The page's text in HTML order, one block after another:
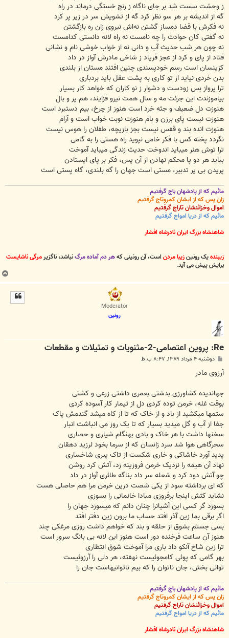
ز وحشت سست شد بر جای ناگاه ز رنج خستگی درماند در راه
گه از اندیشه بر هر سو نظر کرد گه از تشویش سر در زیر پر کرد
نه فکرش با قضا دمساز گشتن نه‌اش نیروی زان ره بازگشتن
نه گفتی کان حوادث را چه نامست نه راه لانه دانستی کدامست
نه چون هر شب حدیث آب و دانی نه از خواب خوشی نام و نشانی
فتاد از پای و کرد از عجز فریاد ز شاخی مادرش آواز در داد
کزینسان است رسم خودپسندی چنین افتند مستان از بلندی
بدن خردی نیاید از تو کاری به پشت عقل باید بردباری
ترا پرواز بس زودست و دشوار ز نو کاران که خواهد کار بسیار
بیاموزندت این جرئت مه و سال همت نیرو فزایند، هم پر و بال
هنوزت دل ضعیف و جثه خرد است هنوز از چرخ، بیم دستبرد است
هنوزت نیست پای برزن و بام هنوزت نوبت خواب است و آرام
هنوزت انده بند و قفس نیست بجز بازیچه، طفلان را هوس نیست
نگردد پخته کس با فکر خامی نپوید راه هستی را به گامی
ترا توش هنر میباید اندوخت حدیث زندگی میباید آموخت
بباید هر دو پا محکم نهادن از آن پس، فکر بر پای ایستادن
پریدن بی پر تدبیر، مستی است جهان را گه بلندی، گاه پستی است
مائیم که از پادشهان باج گرفتیم
زان پس که از ایشان کمروتاج گرفتیم
اموال وخزائنشان تاراج گرفتیم
مائیم که از دریا امواج گرفتیم
شاهنشاه بزرگ ایران نادرشاه افشار
زیبندهیک رونینزیبا مردن است، آن رونینی کههر دم آماده مرگنباشد، ناگزیر مرگی ناشایست
برایش پیش می آید.
Moderator
رونین
Re: پروین اعتصامی-2-مثنویات و تمثیلات و مقطعات
ت
دوشنبه ۴ مرداد ۱۳۸۹, ۸:۴۷ ب.ظ
آرزوی مادر
جهاندیده کشاورزی بدشتی بعمری داشتی زرعی و کشتی
بوقت غله، خرمن توده کردی دل از تیمار کار آسوده کردی
ستمها میکشید از باد و از خاک که تا از کاه میشد گندمش پاک
جفا از آب و گل میدید بسیار که تا یک روز می انباشت انبار
سخنها داشت با هر خاک و بادی بهنگام شیاری و حصاری
سحرگاهی هوا شد سرد زانسان که از سرما بخود لرزید دهقان
پدید آورد خاشاکی و خاری شکست از تاک پیری شاخساری
نهاد آن هیمه را نزدیک خرمن فروزینه زد، آتش کرد روشن
چو آتش دود کرد و شعله سر داد بناگه طائری آواز در داد
که ای برداشته سود از یکی شصت درین خرمن مرا هم حاصلی هست
نشاید کتش اینجا برفروزی مبادا خانمانی را بسوزی
بسوزد گر کسی این آشیانرا چنان دانم که میسوزد جهان را
اگر برقی بما زین آذر افتد حساب ما برون زین دفتر افتد
بسی جستم بشوق از حلقه و بند که خواهم داشت روزی مرغکی چند
هنوز آن ساعت فرخنده دور است هنوز این لانه بی بانگ سرور است
ترا زین شاخ آنکو داد باری مرا آموخت شوق انتظاری
بهر گامی که پوئی کامجوئیست نهفته، هر دلی را آرزوئیست
توانی بخش، جان ناتوان را که بیم ناتوانیهاست جان را
مائیم که از پادشهان باج گرفتیم
زان پس که از ایشان کمروتاج گرفتیم
اموال وخزائنشان تاراج گرفتیم
مائیم که از دریا امواج گرفتیم
شاهنشاه بزرگ ایران نادرشاه افشار